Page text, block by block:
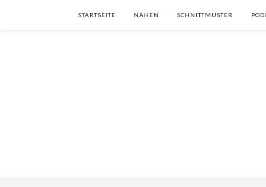
STARTSEITE NÄHEN SCHNITTMUSTER